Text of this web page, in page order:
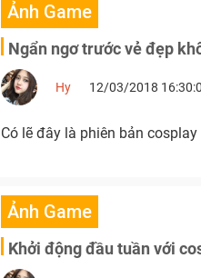
Ảnh Game
Ngẩn ngơ trước vẻ đẹp
Hy 12/03/2018
Có lẽ đây là phiên bản
Ảnh Game
Khởi động đầu tuần với